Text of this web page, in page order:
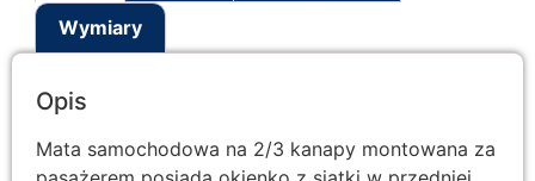
Wymiary
Opis
Mata samochodowa na 2/3 kanapy montowana za